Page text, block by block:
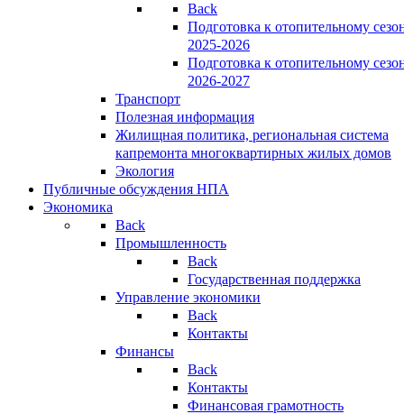
Back
Подготовка к отопительному
2025-2026
Подготовка к отопительному
2026-2027
Транспорт
Полезная информация
Жилищная политика, региональная система
капремонта многоквартирных жилых домов
Экология
Публичные обсуждения НПА
Экономика
Back
Промышленность
Back
Государственная поддержка
Управление экономики
Back
Контакты
Финансы
Back
Контакты
Финансовая грамотность